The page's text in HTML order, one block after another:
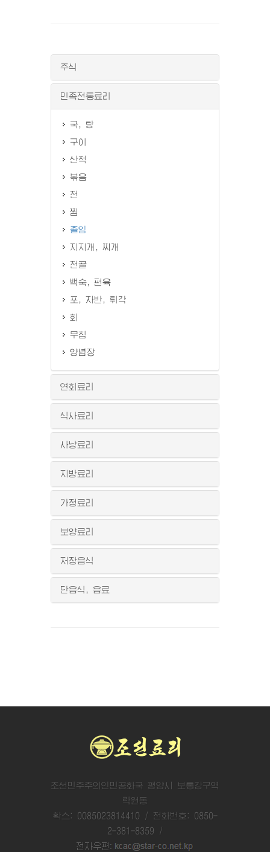
주식
민족전통료리
국, 탕
구이
산적
볶음
전
찜
졸임
지지개, 찌개
전골
백숙, 편육
포, 자반, 튀각
회
무침
양념장
연회료리
식사료리
사냥료리
지방료리
가정료리
보양료리
저장음식
단음식, 음료
조선민주주의인민공화국 평양시 보통강구역
락원동
확스: 0085023814410 / 전화번호: 0850-
2-381-8359 /